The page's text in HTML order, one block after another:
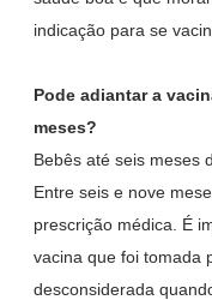
indicação para se
Pode adiantar a
meses?
Bebês até seis meses
Entre seis e nove
prescrição médica. É
vacina que foi tomada
desconsiderada